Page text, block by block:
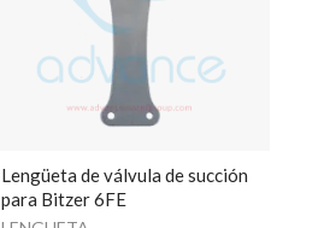
Lengüeta de válvula de succión
para Bitzer 6FE